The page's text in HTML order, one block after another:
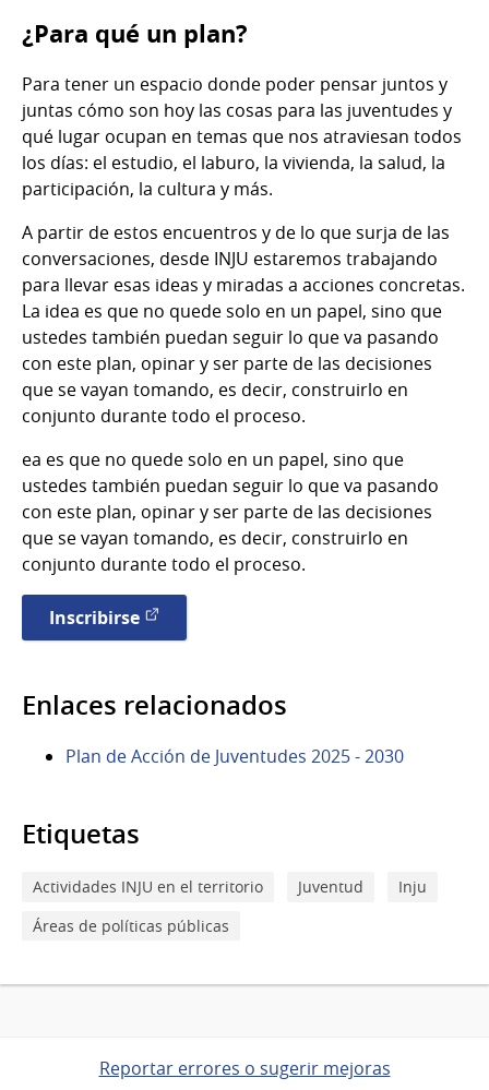
¿Para qué un plan?
Para tener un espacio donde poder pensar juntos y
juntas cómo son hoy las cosas para las juventudes y
qué lugar ocupan en temas que nos atraviesan todos
los días: el estudio, el laburo, la vivienda, la salud, la
participación, la cultura y más.
A partir de estos encuentros y de lo que surja de las
conversaciones, desde INJU estaremos trabajando
para llevar esas ideas y miradas a acciones concretas.
La idea es que no quede solo en un papel, sino que
ustedes también puedan seguir lo que va pasando
con este plan, opinar y ser parte de las decisiones
que se vayan tomando, es decir, construirlo en
conjunto durante todo el proceso.
ea es que no quede solo en un papel, sino que
ustedes también puedan seguir lo que va pasando
con este plan, opinar y ser parte de las decisiones
que se vayan tomando, es decir, construirlo en
conjunto durante todo el proceso.
Inscribirse
Enlaces relacionados
Plan de Acción de Juventudes 2025 - 2030
Etiquetas
Actividades INJU en el territorio Juventud
Inju
Áreas de políticas públicas
Reportar errores o sugerir mejoras